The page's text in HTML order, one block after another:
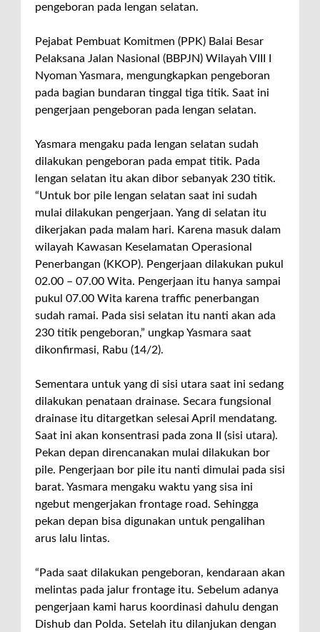
pengeboran pada lengan selatan.
Pejabat Pembuat Komitmen (PPK) Balai Besar
Pelaksana Jalan Nasional (BBPJN) Wilayah VIII I
Nyoman Yasmara, mengungkapkan pengeboran
pada bagian bundaran tinggal tiga titik. Saat ini
pengerjaan pengeboran pada lengan selatan.
Yasmara mengaku pada lengan selatan sudah
dilakukan pengeboran pada empat titik. Pada
lengan selatan itu akan dibor sebanyak 230 titik.
“Untuk bor pile lengan selatan saat ini sudah
mulai dilakukan pengerjaan. Yang di selatan itu
dikerjakan pada malam hari. Karena masuk dalam
wilayah Kawasan Keselamatan Operasional
Penerbangan (KKOP). Pengerjaan dilakukan pukul
02.00 – 07.00 Wita. Pengerjaan itu hanya sampai
pukul 07.00 Wita karena traffic penerbangan
sudah ramai. Pada sisi selatan itu nanti akan ada
230 titik pengeboran,” ungkap Yasmara saat
dikonfirmasi, Rabu (14/2).
Sementara untuk yang di sisi utara saat ini sedang
dilakukan penataan drainase. Secara fungsional
drainase itu ditargetkan selesai April mendatang.
Saat ini akan konsentrasi pada zona II (sisi utara).
Pekan depan direncanakan mulai dilakukan bor
pile. Pengerjaan bor pile itu nanti dimulai pada sisi
barat. Yasmara mengaku waktu yang sisa ini
ngebut mengerjakan frontage road. Sehingga
pekan depan bisa digunakan untuk pengalihan
arus lalu lintas.
“Pada saat dilakukan pengeboran, kendaraan akan
melintas pada jalur frontage itu. Sebelum adanya
pengerjaan kami harus koordinasi dahulu dengan
Dishub dan Polda. Setelah itu dilanjukan dengan